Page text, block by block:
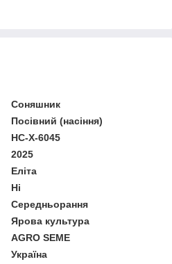
Соняшник
Посівний (насіння)
НС-Х-6045
2025
Еліта
Ні
Середньорання
Ярова культура
AGRO SEME
Україна